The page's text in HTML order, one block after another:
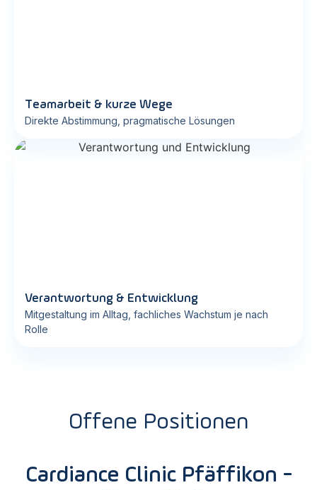
Teamarbeit & kurze Wege
Direkte Abstimmung, pragmatische Lösungen
Verantwortung & Entwicklung
Mitgestaltung im Alltag, fachliches Wachstum je nach
Rolle
Offene Positionen
Cardiance Clinic Pfäffikon -